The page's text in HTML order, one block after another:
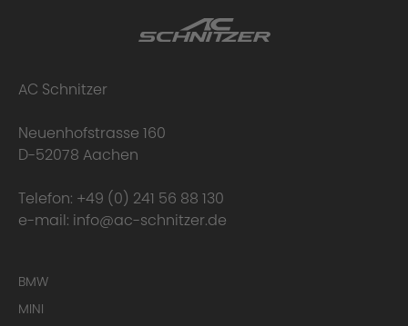
AC Schnitzer
Neuenhofstrasse 160
D-52078 Aachen
Telefon: +49 (0) 241 56 88 130
e-mail: info@ac-schnitzer.de
BMW
MINI